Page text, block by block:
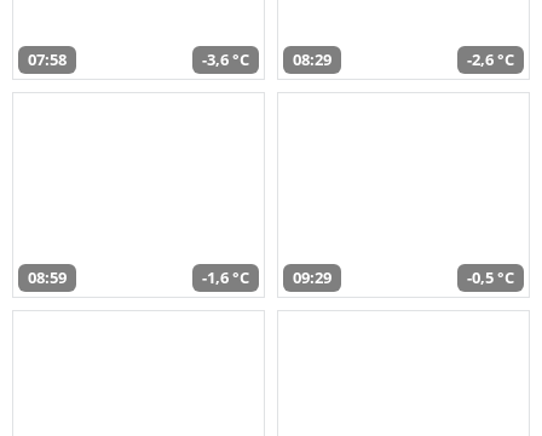
07:58 -3,6 °C 08:29 -2,6 °C
08:59 -1,6 °C 09:29 -0,5 °C